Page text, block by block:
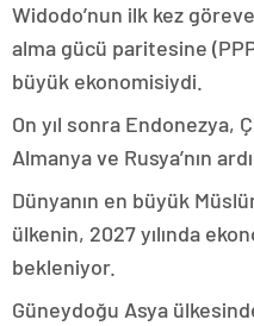
Widodo’nun ilk kez
alma gücü paritesine
büyük ekonomisiydi.
On yıl sonra Endonezya,
Almanya ve Rusya’nın
Dünyanın en büyük
ülkenin, 2027 yılında
bekleniyor.
Güneydoğu Asya